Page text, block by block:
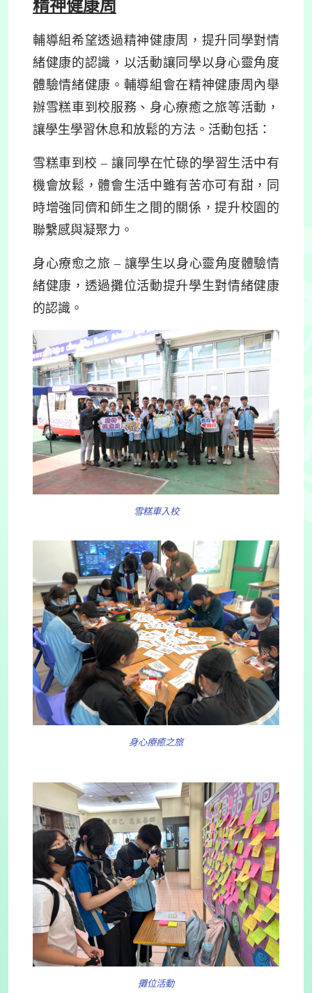
精神健康周
輔導組希望透過精神健康周，提升同學對情
緒健康的認識，以活動讓同學以身心靈角度
體驗情緒健康。輔導組會在精神健康周內舉
辦雪糕車到校服務、身心療癒之旅等活動，
讓學生學習休息和放鬆的方法。 活動包括：
雪糕車到校 – 讓同學在忙碌的學習生活中有
機會放鬆，體會生活中雖有苦亦可有甜，同
時增強同儕和師生之間的關係，提升校園的
聯繫感與凝聚力。
身心療愈之旅 – 讓學生以身心靈角度體驗情
緒健康，透過攤位活動提升學生對情緒健康
的認識。
雪糕車入校
身心療癒之旅
攤位活動